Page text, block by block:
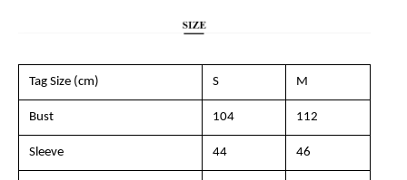
Tag Size (cm) S M
Bust 104 112
Sleeve 44 46